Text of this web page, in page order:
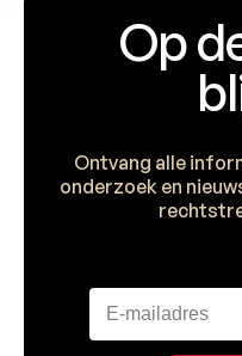
Op
Ontvang alle
onderzoek en